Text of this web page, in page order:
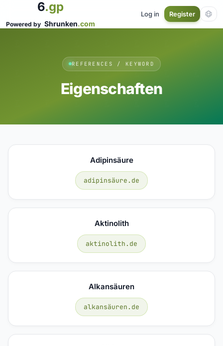
6.gp
Powered by Shrunken.com
Log in Register
REFERENCES / KEYWORD
Eigenschaften
Adipinsäure
adipinsäure.de
Aktinolith
aktinolith.de
Alkansäuren
alkansäuren.de